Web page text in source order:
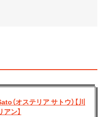
（オステリア サトウ）【川
ン】